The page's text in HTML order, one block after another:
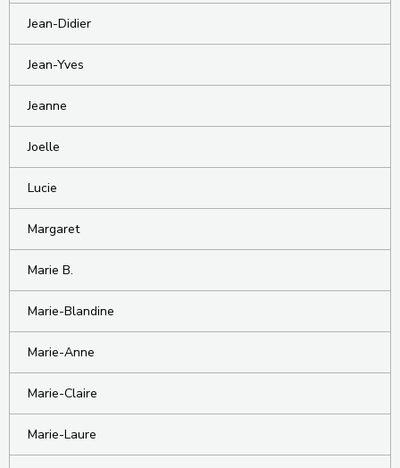
Jean-Didier
Jean-Yves
Jeanne
Joelle
Lucie
Margaret
Marie B.
Marie-Blandine
Marie-Anne
Marie-Claire
Marie-Laure